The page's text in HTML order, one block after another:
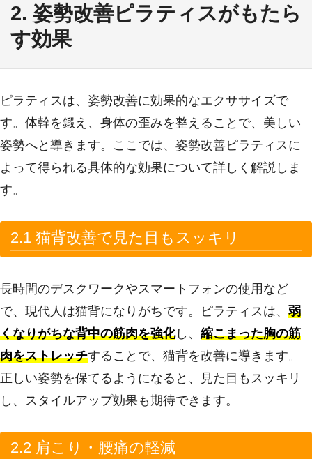
2. 姿勢改善ピラティスがもたら
す効果
ピラティスは、姿勢改善に効果的なエクササイズで
す。体幹を鍛え、身体の歪みを整えることで、美しい
姿勢へと導きます。ここでは、姿勢改善ピラティスに
よって得られる具体的な効果について詳しく解説しま
す。
2.1 猫背改善で見た目もスッキリ
長時間のデスクワークやスマートフォンの使用など
で、現代人は猫背になりがちです。ピラティスは、 弱
くなりがちな背中の筋肉を強化し、 縮こまった胸の筋
肉をストレッチすることで、猫背を改善に導きます。
正しい姿勢を保てるようになると、見た目もスッキリ
し、スタイルアップ効果も期待できます。
2.2 肩こり・腰痛の軽減